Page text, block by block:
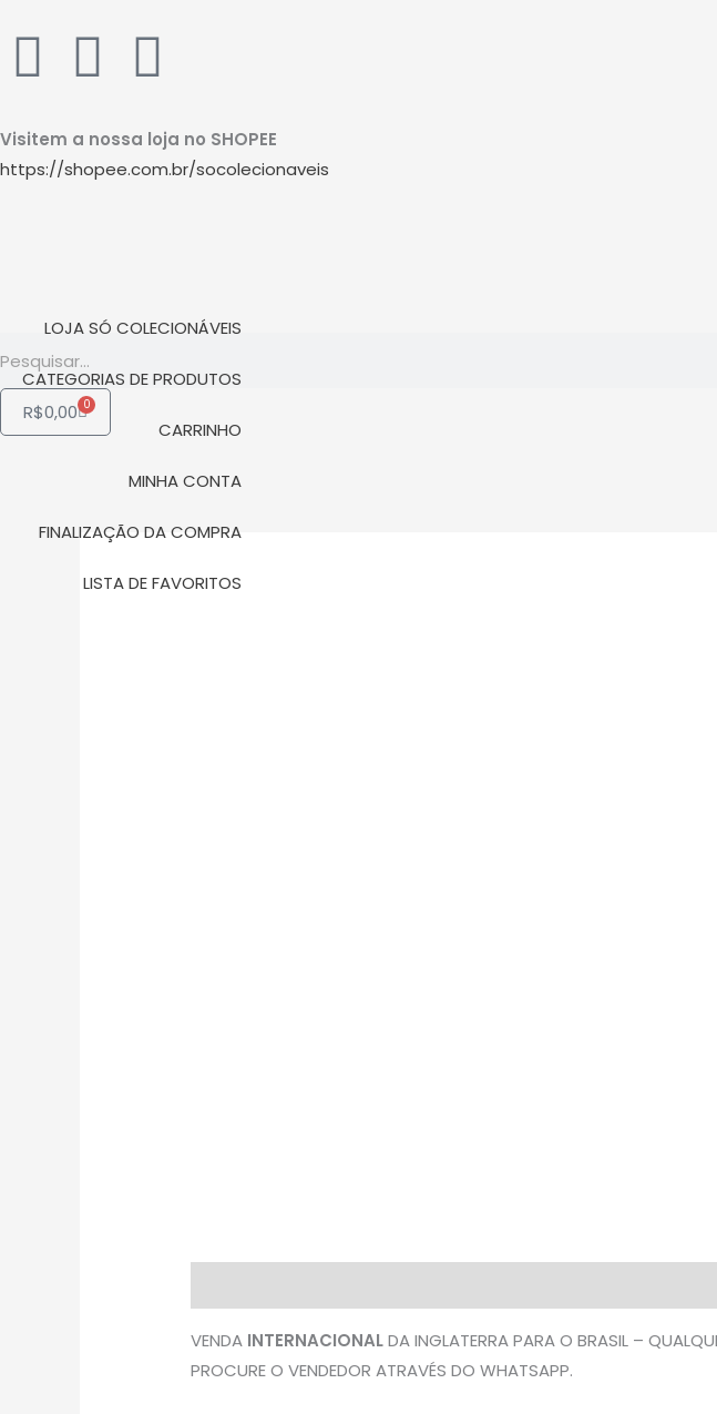
paraW
h
a
a
p
p
I
s
g
r
a
m
Y
o
u
b
e
Visitem a nossa loja no SHOPEE
https://shopee.com.br/socolecionaveis
LOJA SÓ COLECIONÁVEIS
CATEGORIAS DE PRODUTOS
CARRINHO
MINHA CONTA
FINALIZAÇÃO DA COMPRA
LISTA DE FAVORITOS
R$0,00 0
Carrinho
VENDA INTERNACIONALDA INGLATERRA PARA O BRASIL –
PROCURE O VENDEDOR ATRAVÉS DO WHATSAPP.